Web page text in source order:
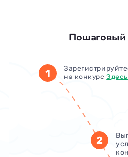
Пошаговый
1
на конкурсЗдесь
2